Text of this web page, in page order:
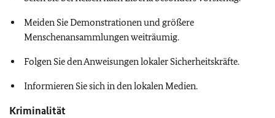
Meiden Sie Demonstrationen und größere
Menschenansammlungen weiträumig.
Folgen Sie den Anweisungen lokaler Sicherheitskräfte.
Informieren Sie sich in den lokalen Medien.
Kriminalität